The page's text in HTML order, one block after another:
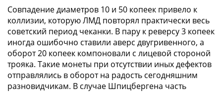
Африка
Европа
СНГ
страны
Балтии
Смешанные
Совпадение диаметров 10 и 50 копеек привело к
коллизии, которую ЛМД повторял практически весь
советский период чеканки. В пару к реверсу 3 копеек
иногда ошибочно ставили аверс двугривенного, а
оборот 20 копеек компоновали с лицевой стороной
трояка. Такие монеты при отсутствии иных дефектов
отправлялись в оборот на радость сегодняшним
разновидчикам. В случае Шпицбергена часть